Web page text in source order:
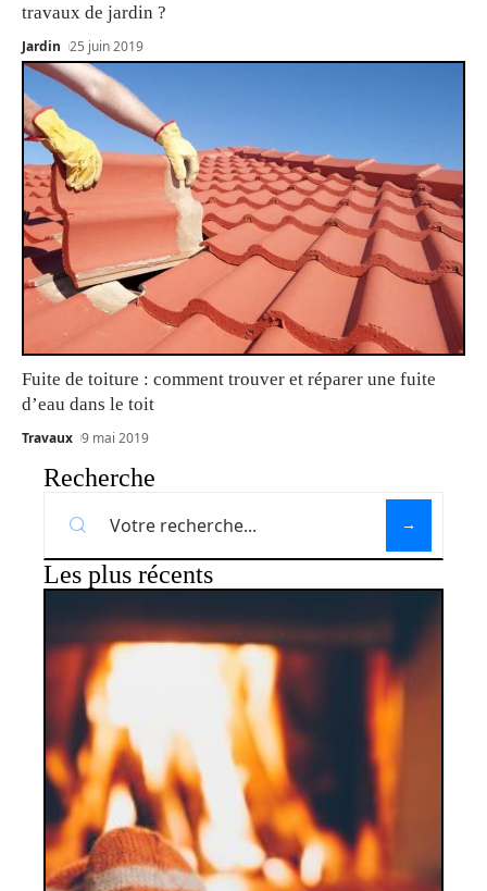
travaux de jardin ?
Jardin 25 juin 2019
Fuite de toiture : comment trouver et réparer une fuite
d’eau dans le toit
Travaux 9 mai 2019
Recherche
Les plus récents